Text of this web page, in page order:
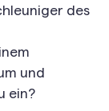
des
und
ein?